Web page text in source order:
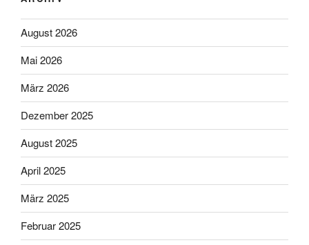
August 2026
Mai 2026
März 2026
Dezember 2025
August 2025
April 2025
März 2025
Februar 2025